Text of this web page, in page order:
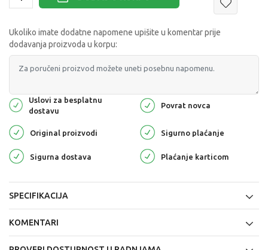
Ukoliko imate dodatne napomene upišite u komentar prije
dodavanja proizvoda u korpu:
Uslovi za besplatnu
dostavu
Povrat novca
Original proizvodi Sigurno plaćanje
Sigurna dostava Plaćanje karticom
SPECIFIKACIJA
KOMENTARI